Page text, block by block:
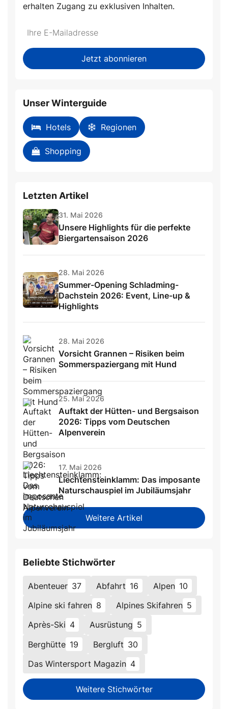
erhalten Zugang zu exklusiven Inhalten.
Do
fill
this
*Ihre
Mailadresse:
Jetzt abonnieren
Unser Winterguide
Hotels Regionen
Shopping
Letzten Artikel
31. Mai 2026
Unsere Highlights für die perfekte
Biergartensaison 2026
28. Mai 2026
Summer-Opening Schladming-
Dachstein 2026: Event, Line-up &
Highlights
28. Mai 2026
Vorsicht Grannen – Risiken beim
Sommerspaziergang mit Hund
25. Mai 2026
Auftakt der Hütten- und Bergsaison
2026: Tipps vom Deutschen
Alpenverein
17. Mai 2026
Liechtensteinklamm: Das imposante
Naturschauspiel im Jubiläumsjahr
Weitere Artikel
Beliebte Stichwörter
Abenteuer 37 Abfahrt 16 Alpen 10
Alpine ski fahren 8 Alpines Skifahren 5
Après-Ski 4 Ausrüstung 5
Berghütte 19 Bergluft 30
Das Wintersport Magazin 4
Weitere Stichwörter